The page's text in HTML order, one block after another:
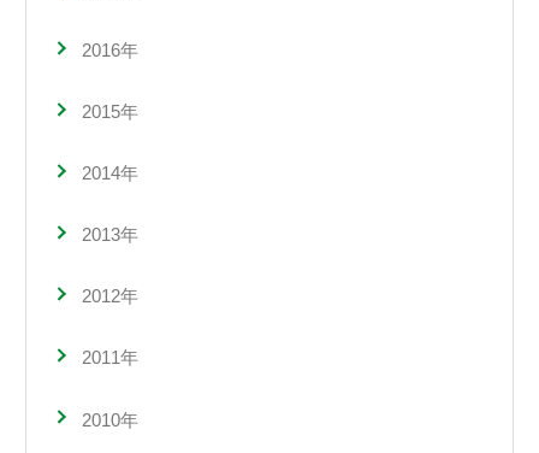
2016年
2015年
2014年
2013年
2012年
2011年
2010年